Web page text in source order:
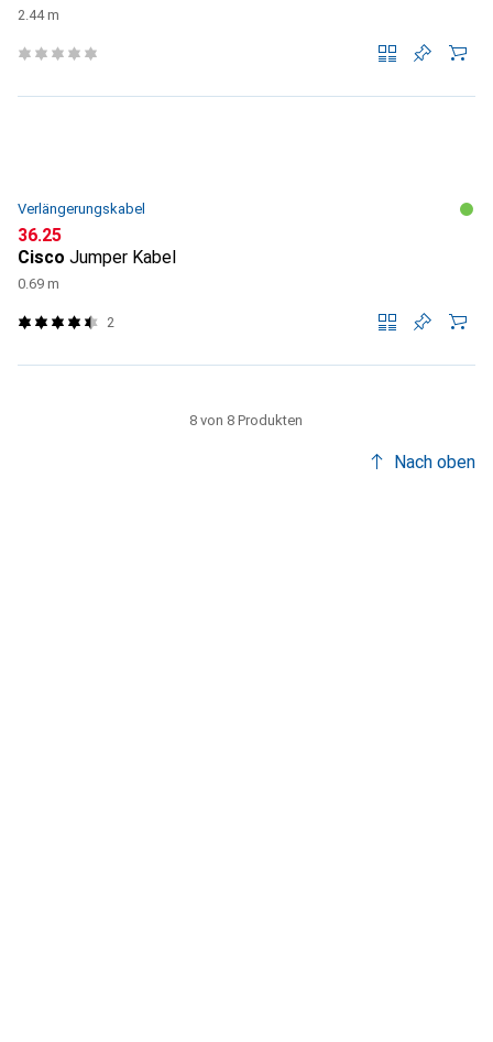
2.44 m
Verlängerungskabel
CHF
36.25
Cisco Jumper Kabel
0.69 m
2
8 von 8 Produkten
Nach oben